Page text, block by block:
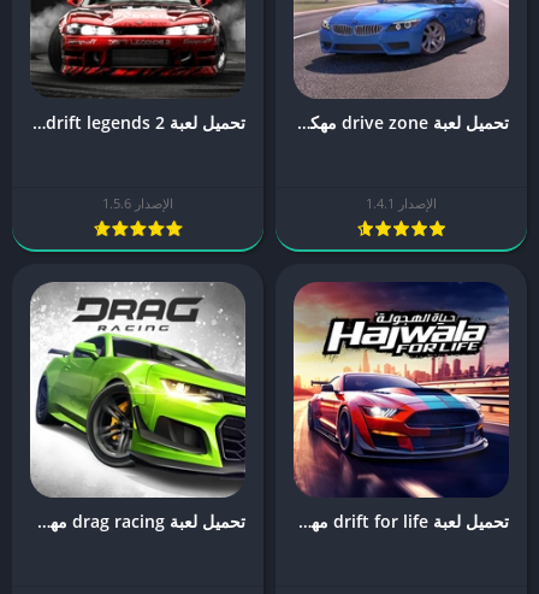
تحميل لعبة drive zone مهكرة
الإصدار 1.4.1
تحميل لعبة drift legends 2 مهكرة
الإصدار 1.5.6
تحميل لعبة drift for life مهكرة تحميل لعبة drag racing مهكرة